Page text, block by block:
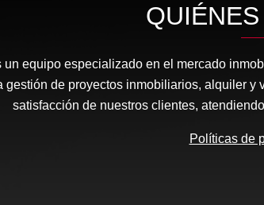
un equipo especializado en el mercado
gestión de proyectos inmobiliarios, alquiler y
satisfacción de nuestros clientes,
Políticas de